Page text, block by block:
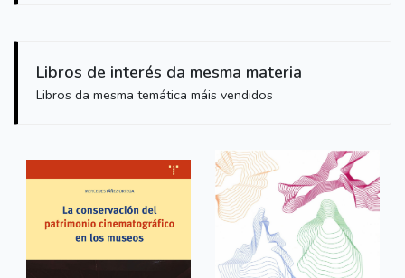
Libros de interés da mesma materia
Libros da mesma temática máis vendidos